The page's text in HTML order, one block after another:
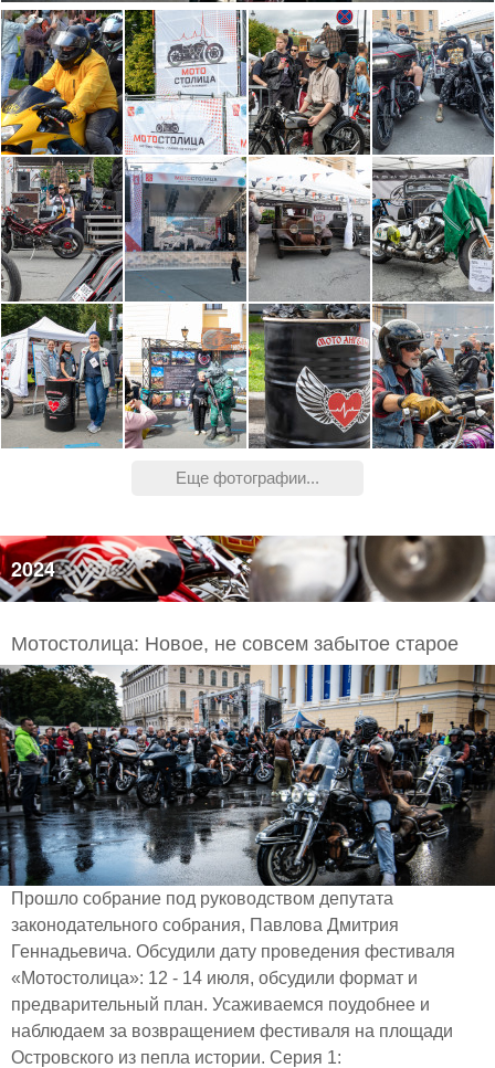
Еще фотографии...
2024
Мотостолица: Новое, не совсем забытое старое
Прошло собрание под руководством депутата
законодательного собрания, Павлова Дмитрия
Геннадьевича. Обсудили дату проведения фестиваля
«Мотостолица»: 12 - 14 июля, обсудили формат и
предварительный план. Усаживаемся поудобнее и
наблюдаем за возвращением фестиваля на площади
Островского из пепла истории. Серия 1: